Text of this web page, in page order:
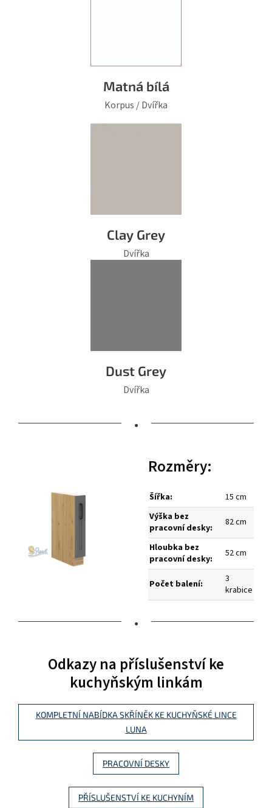
Matná bílá
Korpus / Dvířka
Clay Grey
Dvířka
Dust Grey
Dvířka
•
Rozměry:
Šířka:
15 cm
Výška bez
pracovní desky:
82 cm
Hloubka bez
pracovní desky:
52 cm
Počet balení:
3
krabice
•
Odkazy na příslušenství ke
kuchyňským linkám
KOMPLETNÍ NABÍDKA SKŘÍNĚK KE KUCHYŇSKÉ LINCE
LUNA
PRACOVNÍ DESKY
PŘÍSLUŠENSTVÍ KE KUCHYNÍM